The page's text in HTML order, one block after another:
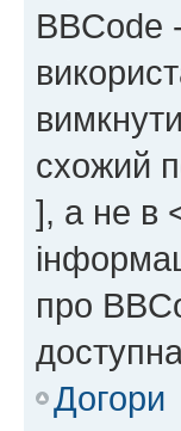
BBCode
схожий
], а не в
про
Догори